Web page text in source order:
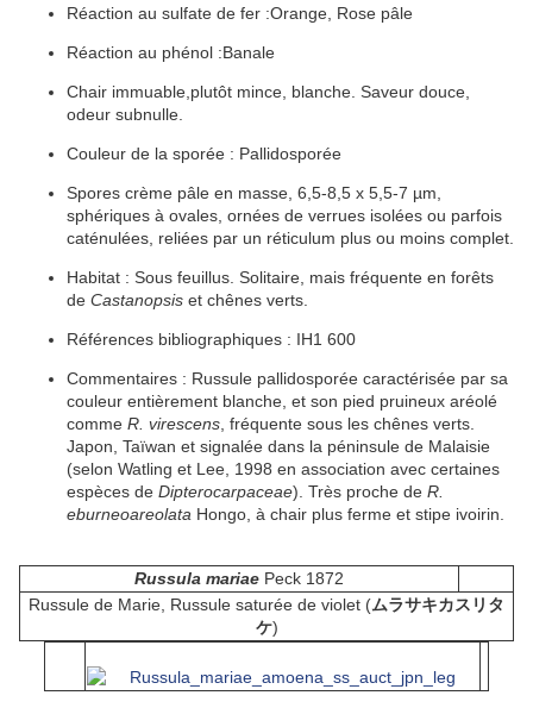
Réaction au sulfate de fer :Orange, Rose pâle
Réaction au phénol :Banale
Chair immuable plutôt mince , blanche. Saveur douce,
odeur subnulle.
Couleur de la sporée : Pallidosporée
Spores crème pâle en masse, 6,5-8,5 x 5,5-7 µm,
sphériques à ovales ornées de verrues isolées ou parfois
caténulées, reliées par un réticulum plus ou moins complet.
Habitat : Sous feuillus. Solitaire , mais fréquente en forêts
de Castanopsis et chênes verts.
Références bibliographiques : IH1 600
Commentaires : Russule pallidosporée caractérisée par sa
couleur entièrement blanche, et son pied pruineux aréolé
comme R. virescens , fréquente sous les chênes verts.
Japon, Taïwan et signalée dans la péninsule de Malaisie
(selon Watling et Lee, 1998 en association avec certaines
espèces de Dipterocarpaceae). Très proche de R.
eburneoareolata Hongo, à chair plus ferme et stipe ivoirin.
Russula mariae Peck 1872
Russule de Marie, Russule saturée de violet (ムラサキカスリタ
ケ)